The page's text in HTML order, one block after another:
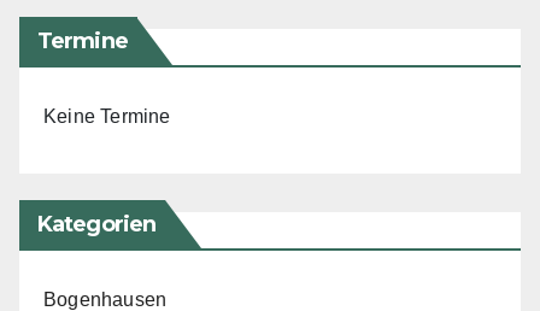
Termine
Keine Termine
Kategorien
Bogenhausen